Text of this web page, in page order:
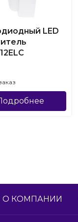
LED
О КОМПАНИИ